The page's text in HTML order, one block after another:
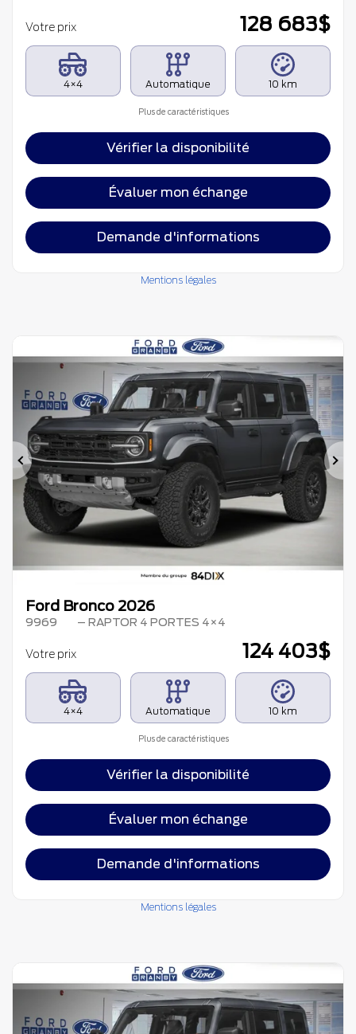
Votre prix 128 683$
4×4 Automatique 10 km
Plus de caractéristiques
Vérifier la disponibilité
Évaluer mon échange
Demande d'informations
Mentions légales
Précédent
Ford Bronco 2026
9969 – RAPTOR 4 PORTES 4×4
Votre prix 124 403$
4×4 Automatique 10 km
Plus de caractéristiques
Vérifier la disponibilité
Évaluer mon échange
Demande d'informations
Mentions légales